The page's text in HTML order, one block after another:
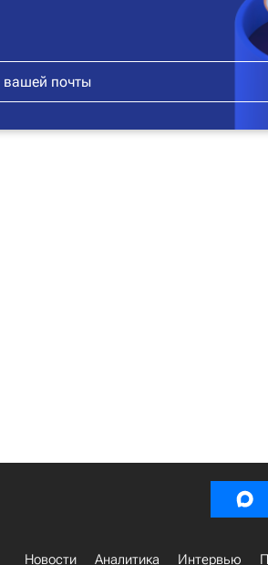
Новости Аналитика Интервью